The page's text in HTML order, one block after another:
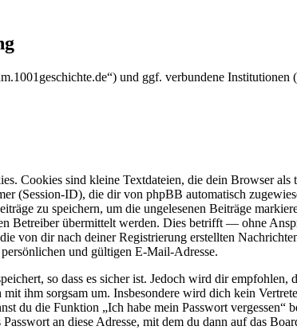
und ggf. verbundene
Cookies sind kleine Textdateien, die dein Browser
(Session-ID), die dir von phpBB automatisch
zu speichern, um die ungelesenen Beiträge
Betreiber übermittelt werden. Dies betrifft — ohne
von dir nach deiner Registrierung erstellten
und gültigen E-Mail-Adresse.
so dass es sicher ist. Jedoch wird dir
ihm sorgsam um. Insbesondere wird dich kein
du die Funktion „Ich habe mein Passwort
an diese Adresse, mit dem du dann auf das